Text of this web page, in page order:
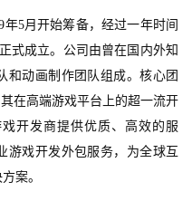
5月开始筹备，经过一年时间
式成立。公司由曾在 国内外知
和动画制作团队组成。核心团
在高端游戏平台上的超一流开
开发商提供优质、高效的服
游戏开发外包服务，为全球互
案。